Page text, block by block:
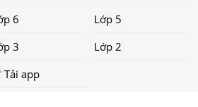
6
Lớp 5
3
Lớp 2
Tải app